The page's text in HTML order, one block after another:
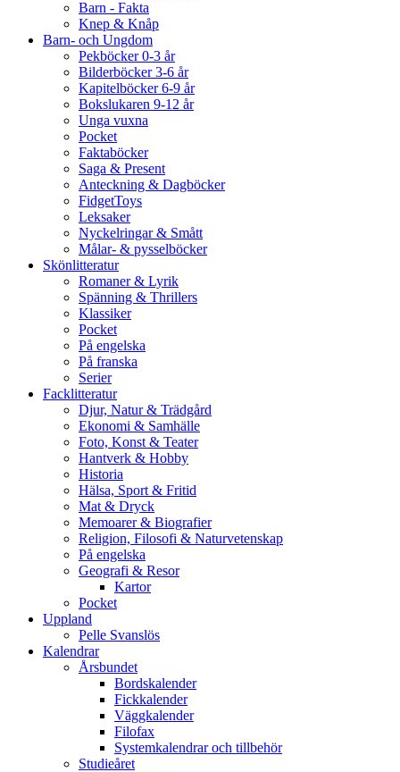
Barn - Fakta
Knep & Knåp
Barn- och Ungdom
Pekböcker 0-3 år
Bilderböcker 3-6 år
Kapitelböcker 6-9 år
Bokslukaren 9-12 år
Unga vuxna
Pocket
Faktaböcker
Saga & Present
Anteckning & Dagböcker
FidgetToys
Leksaker
Nyckelringar & Smått
Målar- & pysselböcker
Skönlitteratur
Romaner & Lyrik
Spänning & Thrillers
Klassiker
Pocket
På engelska
På franska
Serier
Facklitteratur
Djur, Natur & Trädgård
Ekonomi & Samhälle
Foto, Konst & Teater
Hantverk & Hobby
Historia
Hälsa, Sport & Fritid
Mat & Dryck
Memoarer & Biografier
Religion, Filosofi & Naturvetenskap
På engelska
Geografi & Resor
Kartor
Pocket
Uppland
Pelle Svanslös
Kalendrar
Årsbundet
Bordskalender
Fickkalender
Väggkalender
Filofax
Systemkalendrar och tillbehör
Studieåret